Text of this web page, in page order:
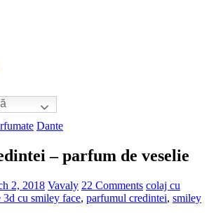
Dante
– parfum de veselie
2, 2018 Vavaly 22 Comments colaj cu
3d cu smiley face, parfumul credintei, smiley